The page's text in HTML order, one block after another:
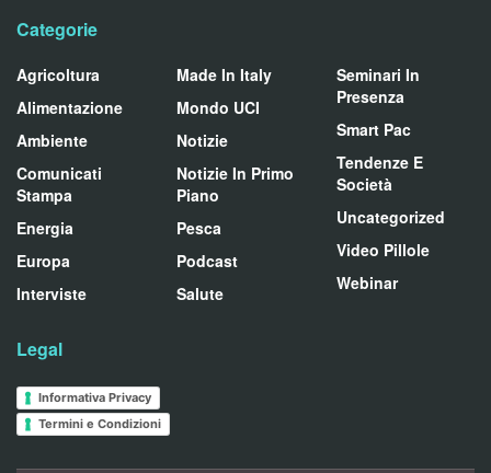
Categorie
Agricoltura
Alimentazione
Ambiente
Comunicati
Stampa
Energia
Europa
Interviste
Made In Italy
Mondo UCI
Notizie
Notizie In Primo
Piano
Pesca
Podcast
Salute
Seminari In
Presenza
Smart Pac
Tendenze E
Società
Uncategorized
Video Pillole
Webinar
Legal
Informativa Privacy
Termini e Condizioni